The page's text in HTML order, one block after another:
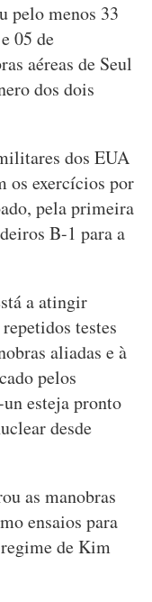
pelo menos 33
05 de
aéreas de Seul
dos dois
dos EUA
os exercícios por
pela primeira
B-1 para a
a atingir
testes
aliadas e à
pelos
esteja pronto
desde
as manobras
ensaios para
de Kim